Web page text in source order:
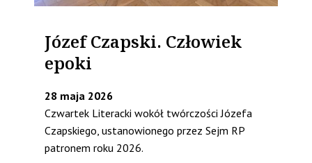
Józef Czapski. Człowiek
epoki
28 maja 2026
Czwartek Literacki wokół twórczości Józefa
Czapskiego, ustanowionego przez Sejm RP
patronem roku 2026.